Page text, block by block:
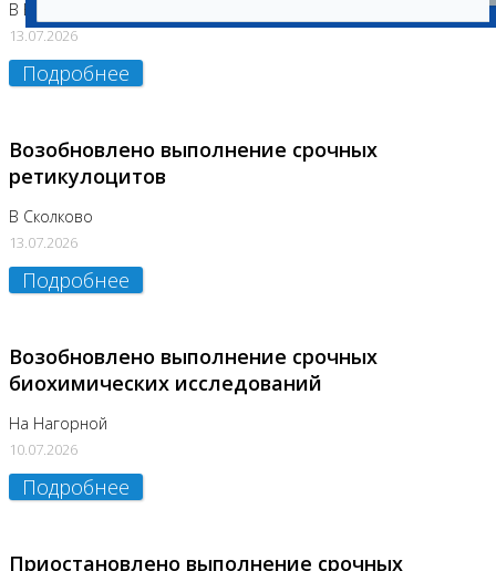
В Бутово
13.07.2026
Подробнее
Возобновлено выполнение срочных
ретикулоцитов
В Сколково
13.07.2026
Подробнее
Возобновлено выполнение срочных
биохимических исследований
На Нагорной
10.07.2026
Подробнее
Приостановлено выполнение срочных